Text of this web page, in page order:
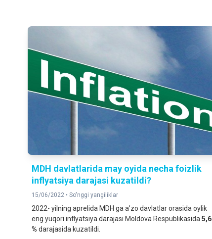
MDH davlatlarida may oyida necha foizlik
inflyatsiya darajasi kuzatildi?
15/06/2022 • So'nggi yangiliklar
2022- yilning aprelida MDH ga aʼzo davlatlar orasida oylik
eng yuqori inflyatsiya darajasi Moldova Respublikasida5,6
% darajasida kuzatildi.